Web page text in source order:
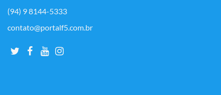
(94) 9 8144-5333
contato@portalf5.com.br